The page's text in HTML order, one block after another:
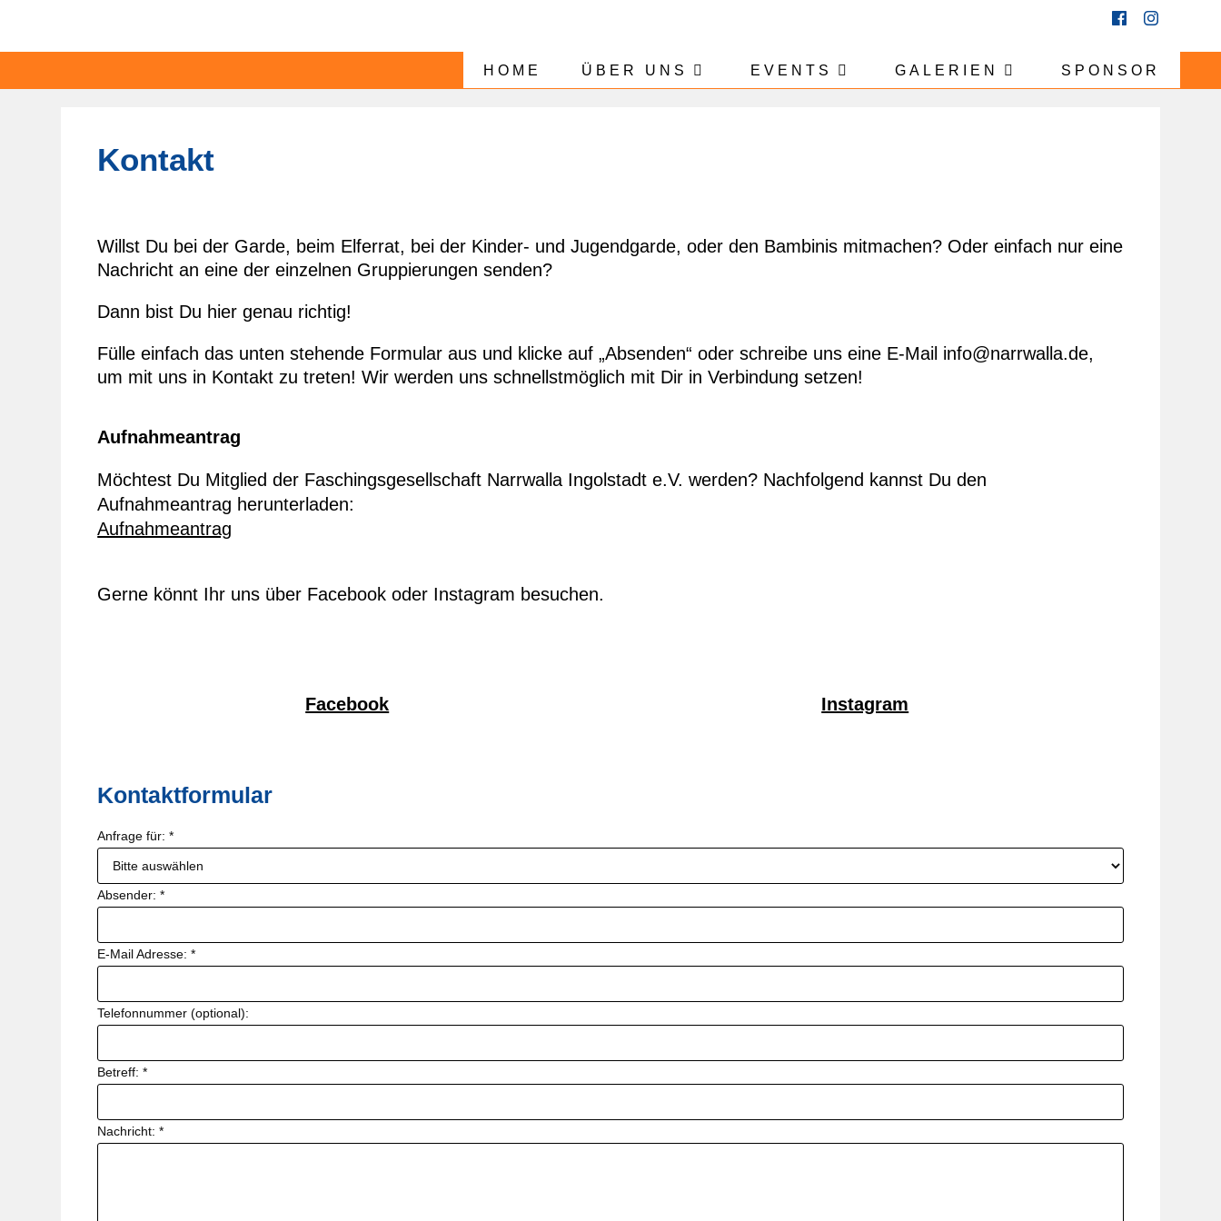
HOME ÜBER UNS EVENTS GALERIEN SPONSOR
Kontakt
Willst Du bei der Garde, beim Elferrat, bei der Kinder- und Jugendgarde, oder den Bambinis mitmachen? Oder einfach nur eine
Nachricht an eine der einzelnen Gruppierungen senden?
Dann bist Du hier genau richtig!
Fülle einfach das unten stehende Formular aus und klicke auf „Absenden“ oder schreibe uns eine E-Mail info@narrwalla.de,
um mit uns in Kontakt zu treten! Wir werden uns schnellstmöglich mit Dir in Verbindung setzen!
Aufnahmeantrag
Möchtest Du Mitglied der Faschingsgesellschaft Narrwalla Ingolstadt e.V. werden? Nachfolgend kannst Du den
Aufnahmeantrag herunterladen:
Aufnahmeantrag
Gerne könnt Ihr uns über Facebook oder Instagram besuchen.
Facebook Instagram
Kontaktformular
Anfrage für:*
Absender:*
E-Mail Adresse:*
Telefonnummer (optional):
Betreff:*
Nachricht:*